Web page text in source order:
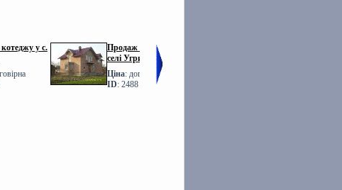
у с.
Продаж БУДИНКУ у
селі Угринів
Ціна: договірна
ID: 2488